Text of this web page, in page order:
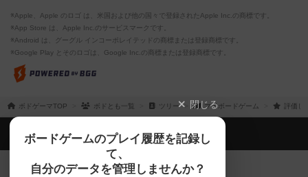
※Apple、Apple のロゴ は、米国および他の国々で登録されたApple Inc.の商標です。
※App Store は、Apple Inc.のサービスマークです。
※Android は、グーグル インコーポレイテッドの商標または登録商標です。
※Google Play とそのロゴは、Google Inc.の商標または登録商標です。
ボドゲーマTOP ボドとも一覧 ツリー マイボードゲーム 評価し
閉じる
ボードゲームのプレイ履歴を記録し
て、
自分のデータを管理しませんか？
ボドゲーマTOP
ボードゲームを検索する